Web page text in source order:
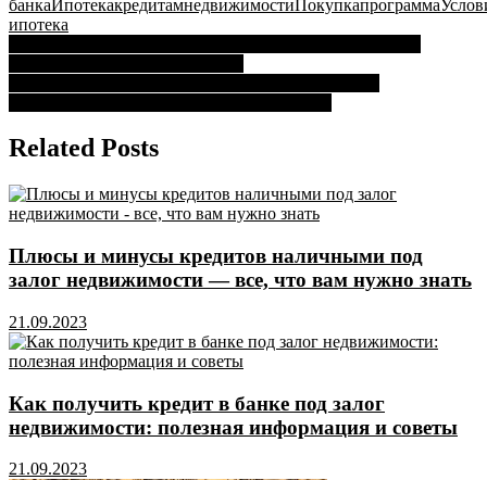
банкаИпотекакредитамнедвижимостиПокупкапрограмма
ипотека
Навигация
по
записям
Related Posts
Плюсы и минусы кредитов наличными под
залог недвижимости — все, что вам нужно знать
21.09.2023
Как получить кредит в банке под залог
недвижимости: полезная информация и советы
21.09.2023